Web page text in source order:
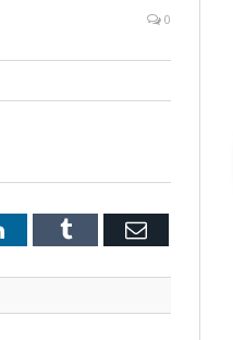
0
LinkedInTumblr Email